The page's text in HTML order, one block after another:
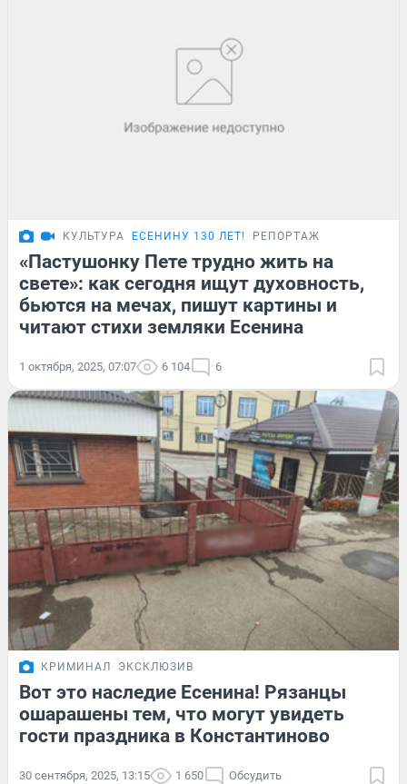
КУЛЬТУРА ЕСЕНИНУ 130 ЛЕТ! РЕПОРТАЖ
«Пастушонку Пете трудно жить на
свете»: как сегодня ищут духовность,
бьются на мечах, пишут картины и
читают стихи земляки Есенина
1 октября, 2025, 07:07 6 104 6
КРИМИНАЛ ЭКСКЛЮЗИВ
Вот это наследие Есенина! Рязанцы
ошарашены тем, что могут увидеть
гости праздника в Константиново
30 сентября, 2025, 13:15 1 650 Обсудить